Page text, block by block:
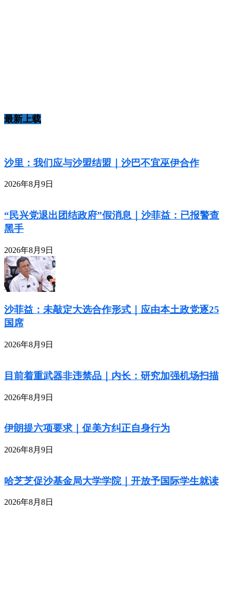
最新上载
沙里：我们应与沙盟结盟｜沙巴不宜巫伊合作
2026年8月9日
“民兴党退出团结政府”假消息｜沙菲益：已报警查
黑手
2026年8月9日
沙菲益：未敲定大选合作形式｜应由本土政党逐25
国席
2026年8月9日
目前着重武器非违禁品｜内长：研究加强机场扫描
2026年8月9日
伊朗提六项要求｜促美方纠正自身行为
2026年8月9日
哈芝芝促沙基金局大学学院｜开放予国际学生就读
2026年8月8日